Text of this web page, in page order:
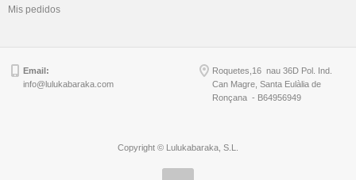
Mis pedidos
Email:
info@lulukabaraka.com
Roquetes,16 nau 36D Pol. Ind.
Can Magre, Santa Eulàlia de
Ronçana - B64956949
Copyright © Lulukabaraka, S.L.